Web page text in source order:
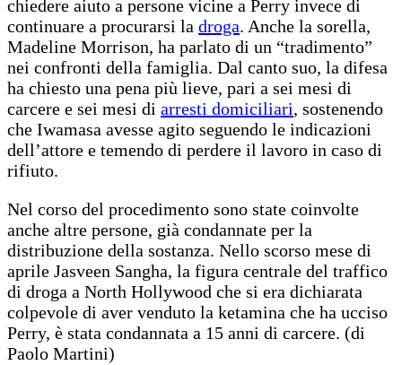
chiedere aiuto a persone vicine a Perry invece di
continuare a procurarsi la droga. Anche la sorella,
Madeline Morrison, ha parlato di un “tradimento”
nei confronti della famiglia. Dal canto suo, la difesa
ha chiesto una pena più lieve, pari a sei mesi di
carcere e sei mesi di arresti domiciliari, sostenendo
che Iwamasa avesse agito seguendo le indicazioni
dell’attore e temendo di perdere il lavoro in caso di
rifiuto.
Nel corso del procedimento sono state coinvolte
anche altre persone, già condannate per la
distribuzione della sostanza. Nello scorso mese di
aprile Jasveen Sangha, la figura centrale del traffico
di droga a North Hollywood che si era dichiarata
colpevole di aver venduto la ketamina che ha ucciso
Perry, è stata condannata a 15 anni di carcere. (di
Paolo Martini)